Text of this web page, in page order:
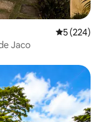
5 (224)
Jaco